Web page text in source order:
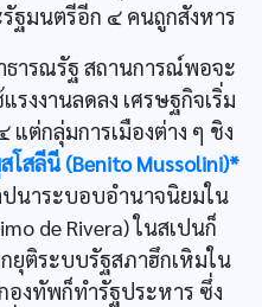
ฐมนตรีอีก ๔ คนถูกสังหาร
ารณรัฐ สถานการณ์พอจะ
งงานลดลง เศรษฐกิจเริ่ม
ต่กลุ่มการเมืองต่าง ๆ ชิง
โสลีนี (Benito Mussolini)*
ปนาระบอบอำนาจนิยมใน
de Rivera) ในสเปนก็
ยุติระบบรัฐสภาฮึกเหิมใน
งทัพก็ทำรัฐประหาร ซึ่ง